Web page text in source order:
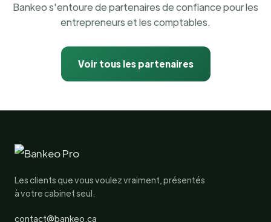
Bankeo s'entoure de partenaires de confiance pour les
entrepreneurs et les comptables.
Voir tous les partenaires
Les clients que vous voulez vraiment, présentés
à votre cabinet seul.
contact@bankeo.ca